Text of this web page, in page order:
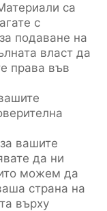
са
с
подаване на
власт да
права във
вашите
да ни
можем да
страна на
върху